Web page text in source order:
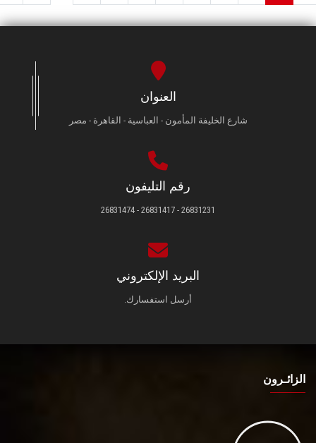
العنوان
شارع الخليفة المأمون - العباسية - القاهرة - مصر
رقم التليفون
26831231 - 26831417 - 26831474
البريد الإلكتروني
أرسل استفسارك.
الزائـرون